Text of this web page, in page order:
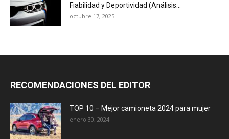
Fiabilidad y Deportividad (Análisis...
octubre 17, 2025
RECOMENDACIONES DEL EDITOR
TOP 10 – Mejor camioneta 2024 para mujer
enero 30, 2024